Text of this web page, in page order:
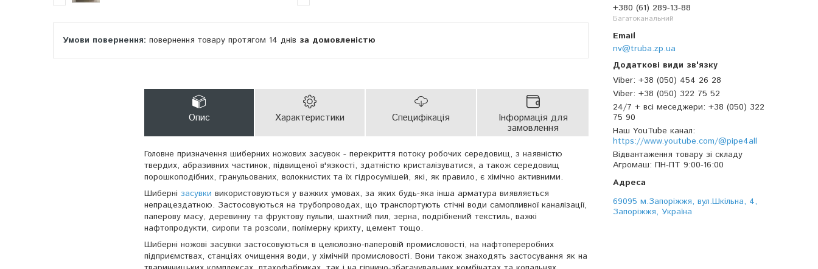
+380 (61) 289-13-88
Багатоканальний
nv@truba.zp.ua
Viber +38 (050) 454 26 28
Viber +38 (050) 322 75 52
24/7 + всі меседжери +38 (050) 322
75 90
Наш YouTube канал
https://www.youtube.com/@pipe4all
Відвантаження товару зі складу
Агромаш ПН-ПТ 9:00-16:00
69095 м.Запоріжжя, вул.Шкільна, 4,
Запоріжжя, Україна
повернення товару протягом 14 днів за домовленістю
Опис Характеристики Специфікація
Інформація для
замовлення
Головне призначення шиберних ножових засувок - перекриття потоку робочих середовищ, з наявністю
твердих, абразивних частинок, підвищеної в'язкості, здатністю кристалізуватися, а також середовищ
порошкоподібних, гранульованих, волокнистих та їх гідросумішей, які, як правило, є хімічно активними.
Шиберні засувки використовуються у важких умовах, за яких будь-яка інша арматура виявляється
непрацездатною. Застосовуються на трубопроводах, що транспортують стічні води самопливної каналізації,
паперову масу, деревинну та фруктову пульпи, шахтний пил, зерна, подрібнений текстиль, важкі
нафтопродукти, сиропи та розсоли, полімерну крихту, цемент тощо.
Шиберні ножові засувки застосовуються в целюлозно-паперовій промисловості, на нафтопереробних
підприємствах, станціях очищення води, у хімічній промисловості. Вони також знаходять застосування як на